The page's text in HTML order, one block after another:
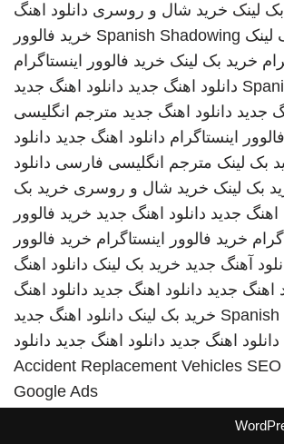
لینک خرید شال و روسری دانلود اهنگ
لینک Spanish Shadowing خرید فالوور
خرید بک لینک خرید فالوور اینستاگرام
دانلود اهنگ جدید دانلود اهنگ جدید
جدید دانلود اهنگ جدید مترجم انگلیسی
اینستاگرام دانلود اهنگ جدید دانلود
بک لینک مترجم انگلیسی فارسی دانلود
بک لینک خرید شال و روسری خرید بک
اهنگ جدید دانلود اهنگ جدید خرید فالوور
خرید فالوور اینستاگرام خرید فالوور
آهنگ جدید خرید بک لینک دانلود اهنگ
اهنگ جدید دانلود اهنگ جدید دانلود اهنگ
Spanish خرید بک لینک دانلود اهنگ جدید
دانلود اهنگ جدید دانلود اهنگ جدید دانلود
Accident Replacement Vehicles SEO
Google Ads